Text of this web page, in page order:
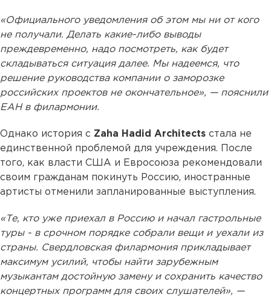
«Официального уведомления об этом мы ни от кого
не получали. Делать какие-либо выводы
преждевременно, надо посмотреть, как будет
складываться ситуация далее. Мы надеемся, что
решение руководства компании о заморозке
российских проектов не окончательное», — пояснили
ЕАН в филармонии.
Однако история с Zaha Hadid Architects стала не
единственной проблемой для учреждения. После
того, как власти США и Евросоюза рекомендовали
своим гражданам покинуть Россию, иностранные
артисты отменили запланированные выступления.
«Те, кто уже приехал в Россию и начал гастрольные
туры - в срочном порядке собрали вещи и уехали из
страны. Свердловская филармония прикладывает
максимум усилий, чтобы найти зарубежным
музыкантам достойную замену и сохранить качество
концертных программ для своих слушателей», —